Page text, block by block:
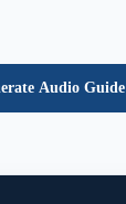
Audio Guide